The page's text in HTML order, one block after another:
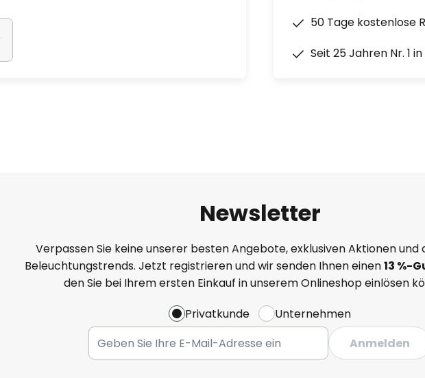
50 Tage kostenlose
Seit 25 Jahren Nr. 1
Newsletter
Verpassen Sie keine unserer besten Angebote, exklusiven Aktionen und
Beleuchtungstrends. Jetzt registrieren und wir senden Ihnen einen13 %-
den Sie bei Ihrem ersten Einkauf in unserem Onlineshop einlösen
Privatkunde
Unternehmen
Anmelden